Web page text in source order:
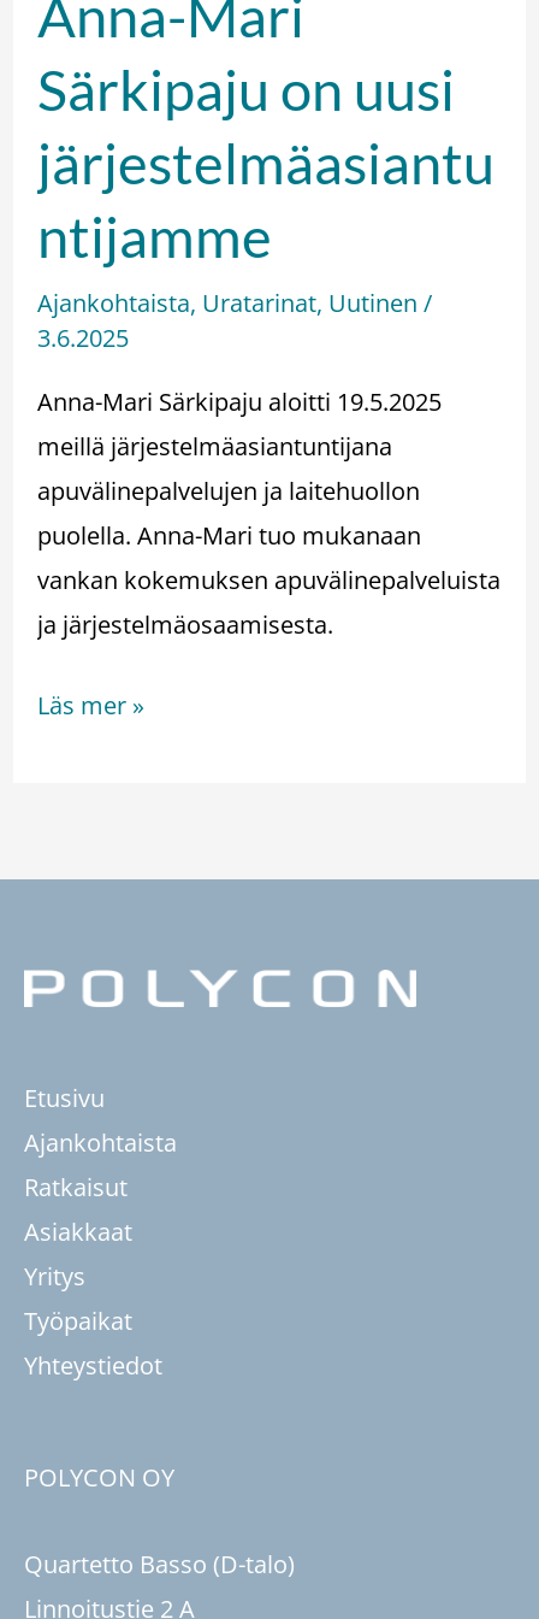
Anna-Mari
Särkipaju on uusi
järjestelmäasiantu
ntijamme
Ajankohtaista, Uratarinat, Uutinen /
3.6.2025
Anna-Mari Särkipaju aloitti 19.5.2025
meillä järjestelmäasiantuntijana
apuvälinepalvelujen ja laitehuollon
puolella. Anna-Mari tuo mukanaan
vankan kokemuksen apuvälinepalveluista
ja järjestelmäosaamisesta.
Läs mer »
Etusivu
Ajankohtaista
Ratkaisut
Asiakkaat
Yritys
Työpaikat
Yhteystiedot
POLYCON OY
Quartetto Basso (D-talo)
Linnoitustie 2 A